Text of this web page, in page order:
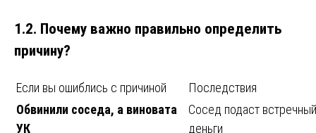
1.2. Почему важно правильно определить
причину?
Если вы ошиблись с причиной
Последствия
Обвинили соседа, а виновата
УК
Сосед подаст
деньги